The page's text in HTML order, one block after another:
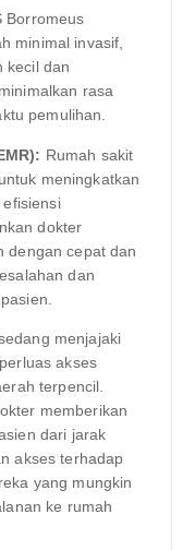
Borromeus
minimal invasif,
kecil dan
rasa
pemulihan.
Rumah sakit
meningkatkan
dokter
dengan cepat dan
dan
menjajaki
akses
terpencil.
memberikan
dari jarak
akses terhadap
yang mungkin
ke rumah